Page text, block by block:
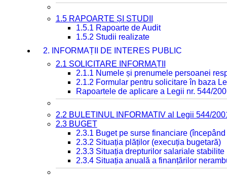
1.5 RAPOARTE ȘI STUDII
1.5.1 Rapoarte de Audit
1.5.2 Studii realizate
2. INFORMAȚII DE INTERES PUBLIC
2.1 SOLICITARE INFORMAȚII
2.1.1 Numele și prenumele persoanei
2.1.2 Formular pentru solicitare în baza
Rapoartele de aplicare a Legii nr. 544/
2.2 BULETINUL INFORMATIV al Legii 544/
2.3 BUGET
2.3.1 Buget pe surse financiare
2.3.2 Situația plăților (execuția bugetară)
2.3.3 Situația drepturilor salariale
2.3.4 Situația anuală a finanțărilor